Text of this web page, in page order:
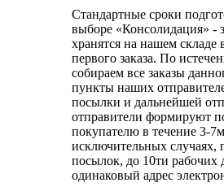
Стандартные сроки
выборе «Консолидация» -
хранятся на нашем складе
первого заказа. По
собираем все заказы
пункты наших
посылки и дальнейшей
отправители формируют
покупателю в течение 3-
исключительных случаях,
посылок, до 10ти рабочих
одинаковый адрес